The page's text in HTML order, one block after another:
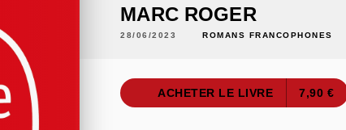
MARC ROGER
28/06/2023 ROMANS FRANCOPHONES
ACHETER LE LIVRE 7,90 €